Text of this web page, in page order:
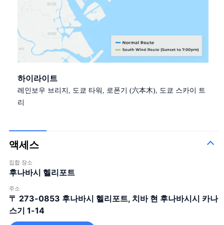
하이라이트
레인보우 브리지, 도쿄 타워, 로폰기 (六本木), 도쿄 스카이 트
리
액세스
집합 장소
후나바시 헬리포트
주소
〒 273-0853 후나바시 헬리포트, 치바 현 후나바시시 카나
스기 1-14